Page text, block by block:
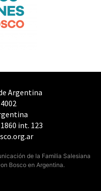
Argentina
int. 123
de la Familia Salesiana
Bosco en Argentina.